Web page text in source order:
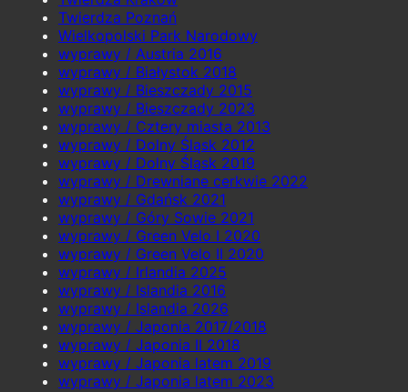
Twierdza Poznań
Wielkopolski Park Narodowy
wyprawy / Austria 2016
wyprawy / Białystok 2018
wyprawy / Bieszczady 2015
wyprawy / Bieszczady 2023
wyprawy / Cztery miasta 2013
wyprawy / Dolny Śląsk 2012
wyprawy / Dolny Śląsk 2019
wyprawy / Drewniane cerkwie 2022
wyprawy / Gdańsk 2021
wyprawy / Góry Sowie 2021
wyprawy / Green Velo I 2020
wyprawy / Green Velo II 2020
wyprawy / Irlandia 2025
wyprawy / Islandia 2016
wyprawy / Islandia 2026
wyprawy / Japonia 2017/2018
wyprawy / Japonia II 2018
wyprawy / Japonia latem 2019
wyprawy / Japonia latem 2023